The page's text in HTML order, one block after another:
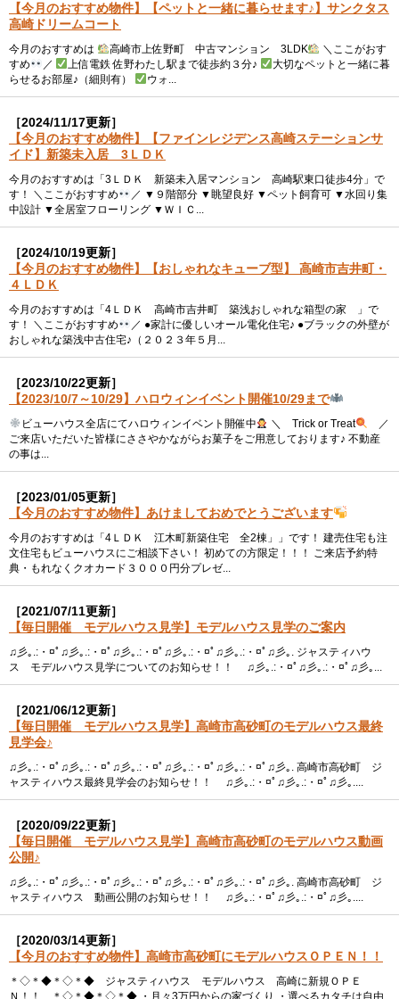
【今月のおすすめ物件】【ペットと一緒に暮らせます♪】サンクタス
高崎ドリームコート
今月のおすすめは 高崎市上佐野町 中古マンション 3LDK
＼ここがおす
すめ
／ 上信電鉄 佐野わたし駅まで徒歩約３分♪
大切なペットと一緒に暮
らせるお部屋♪（細則有）
ウォ...
［2024/11/17更新］
【今月のおすすめ物件】【ファインレジデンス高崎ステーションサ
イド】新築未入居 3ＬＤＫ
今月のおすすめは「3ＬＤＫ 新築未入居マンション 高崎駅東口徒歩4分」で
す！ ＼ここがおすすめ
／ ▼９階部分 ▼眺望良好 ▼ペット飼育可 ▼水回り集
中設計 ▼全居室フローリング ▼ＷＩＣ...
［2024/10/19更新］
【今月のおすすめ物件】【おしゃれなキューブ型】 高崎市吉井町・
４ＬＤＫ
今月のおすすめは「4ＬＤＫ 高崎市吉井町 築浅おしゃれな箱型の家 」で
す！ ＼ここがおすすめ
／ ●家計に優しいオール電化住宅♪ ●ブラックの外壁が
おしゃれな築浅中古住宅♪（２０２３年５月...
［2023/10/22更新］
【2023/10/7～10/29】ハロウィンイベント開催10/29まで
ビューハウス全店にてハロウィンイベント開催中 ＼ Trick or Treat
／
ご来店いただいた皆様にささやかながらお菓子をご用意しております♪ 不動産
の事は...
［2023/01/05更新］
【今月のおすすめ物件】あけましておめでとうございます
今月のおすすめは「4ＬＤＫ 江木町新築住宅 全2棟」」です！ 建売住宅も注
文住宅もビューハウスにご相談下さい！ 初めての方限定！！！ ご来店予約特
典・もれなくクオカード３０００円分プレゼ...
［2021/07/11更新］
【毎日開催 モデルハウス見学】モデルハウス見学のご案内
♫彡｡.:・¤ﾟ♫彡｡.:・¤ﾟ♫彡｡.:・¤ﾟ♫彡｡.:・¤ﾟ♫彡｡.:・¤ﾟ♫彡｡. ジャスティハウ
ス モデルハウス見学についてのお知らせ！！ ♫彡｡.:・¤ﾟ♫彡｡.:・¤ﾟ♫彡｡...
［2021/06/12更新］
【毎日開催 モデルハウス見学】高崎市高砂町のモデルハウス最終
見学会♪
♫彡｡.:・¤ﾟ♫彡｡.:・¤ﾟ♫彡｡.:・¤ﾟ♫彡｡.:・¤ﾟ♫彡｡.:・¤ﾟ♫彡｡. 高崎市高砂町 ジ
ャスティハウス最終見学会のお知らせ！！ ♫彡｡.:・¤ﾟ♫彡｡.:・¤ﾟ♫彡｡....
［2020/09/22更新］
【毎日開催 モデルハウス見学】高崎市高砂町のモデルハウス動画
公開♪
♫彡｡.:・¤ﾟ♫彡｡.:・¤ﾟ♫彡｡.:・¤ﾟ♫彡｡.:・¤ﾟ♫彡｡.:・¤ﾟ♫彡｡. 高崎市高砂町 ジ
ャスティハウス 動画公開のお知らせ！！ ♫彡｡.:・¤ﾟ♫彡｡.:・¤ﾟ♫彡｡....
［2020/03/14更新］
【今月のおすすめ物件】高崎市高砂町にモデルハウスＯＰＥＮ！！
＊◇＊◆＊◇＊◆ ジャスティハウス モデルハウス 高崎に新規ＯＰＥ
Ｎ！！ ＊◇＊◆＊◇＊◆ ・月々3万円からの家づくり ・選べるカタチは自由